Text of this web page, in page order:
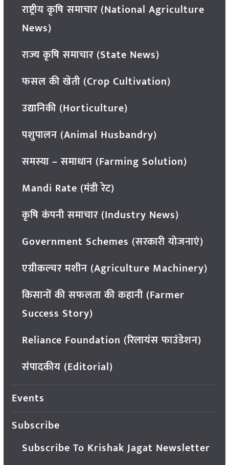
राष्ट्रीय कृषि समाचार (National Agriculture
News)
राज्य कृषि समाचार (State News)
फसल की खेती (Crop Cultivation)
उद्यानिकी (Horticulture)
पशुपालन (Animal Husbandry)
समस्या – समाधान (Farming Solution)
Mandi Rate (मंडी रेट)
कृषि कंपनी समाचार (Industry News)
Government Schemes (सरकारी योजनाएं)
एग्रीकल्चर मशीन (Agriculture Machinery)
किसानों की सफलता की कहानी (Farmer
Success Story)
Reliance Foundation (रिलायंस फाउंडेशन)
संपादकीय (Editorial)
Events
Subscribe
Subscribe To Krishak Jagat Newsletter